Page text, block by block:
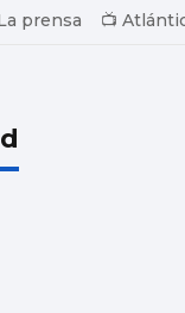
prensa 📺